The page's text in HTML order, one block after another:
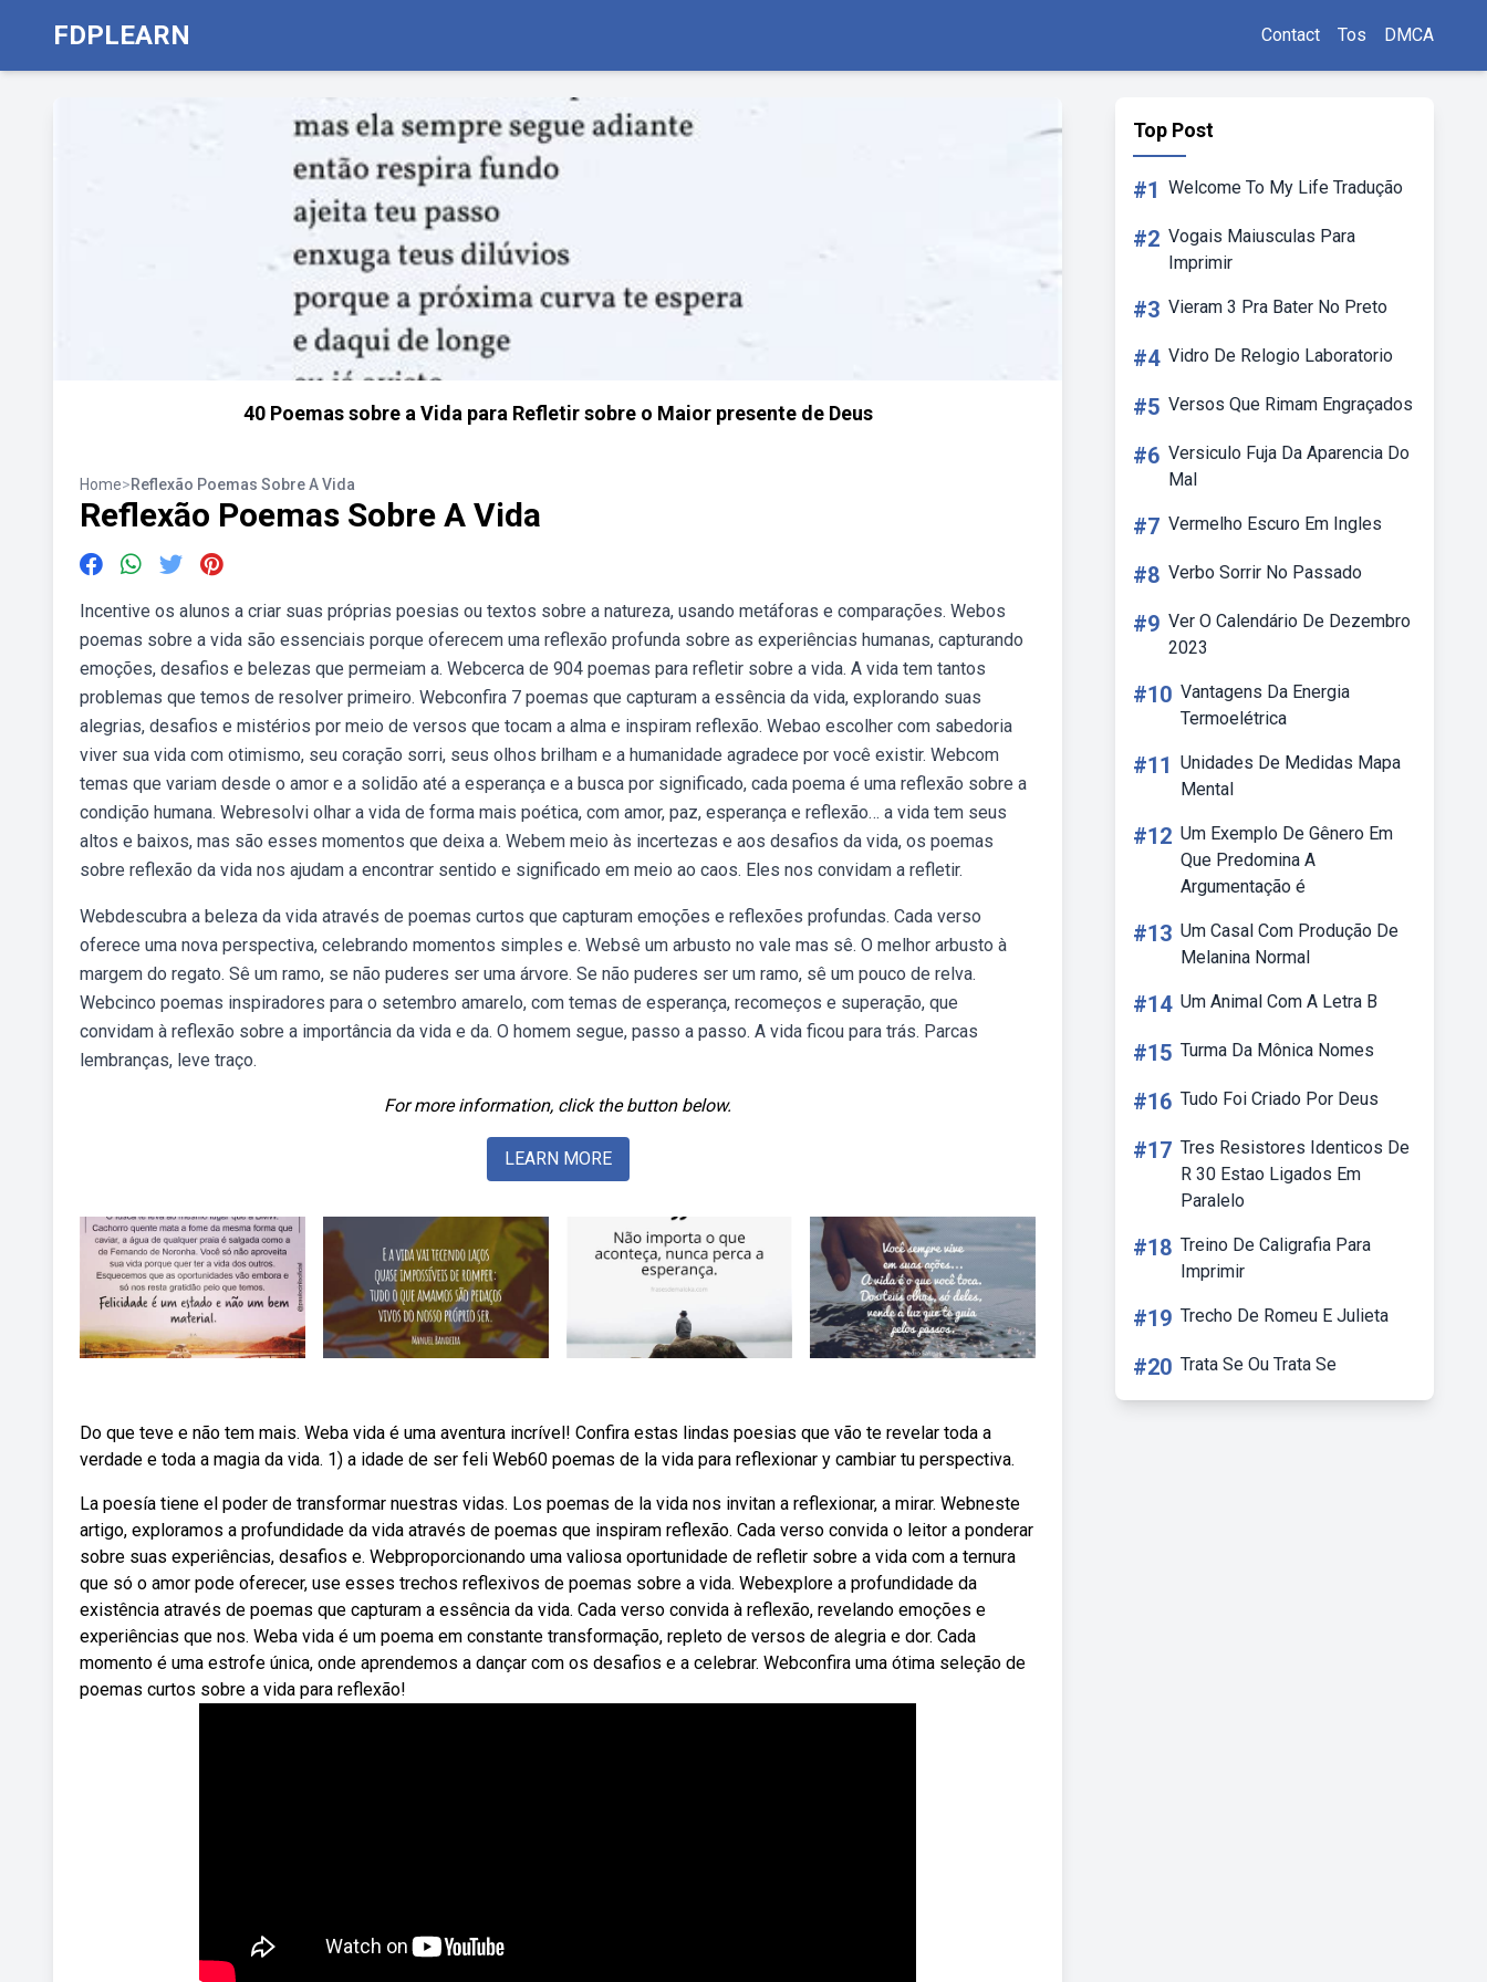
FDPLEARN Contact Tos DMCA
40 Poemas sobre a Vida para Refletir sobre o Maior presente de Deus
Home>Reflexão Poemas Sobre A Vida
Reflexão Poemas Sobre A Vida
Incentive os alunos a criar suas próprias poesias ou textos sobre a natureza, usando metáforas e comparações. Webos
poemas sobre a vida são essenciais porque oferecem uma reflexão profunda sobre as experiências humanas, capturando
emoções, desafios e belezas que permeiam a. Webcerca de 904 poemas para refletir sobre a vida. A vida tem tantos
problemas que temos de resolver primeiro. Webconfira 7 poemas que capturam a essência da vida, explorando suas
alegrias, desafios e mistérios por meio de versos que tocam a alma e inspiram reflexão. Webao escolher com sabedoria
viver sua vida com otimismo, seu coração sorri, seus olhos brilham e a humanidade agradece por você existir. Webcom
temas que variam desde o amor e a solidão até a esperança e a busca por significado, cada poema é uma reflexão sobre a
condição humana. Webresolvi olhar a vida de forma mais poética, com amor, paz, esperança e reflexão… a vida tem seus
altos e baixos, mas são esses momentos que deixa a. Webem meio às incertezas e aos desafios da vida, os poemas
sobre reflexão da vida nos ajudam a encontrar sentido e significado em meio ao caos. Eles nos convidam a refletir.
Webdescubra a beleza da vida através de poemas curtos que capturam emoções e reflexões profundas. Cada verso
oferece uma nova perspectiva, celebrando momentos simples e. Websê um arbusto no vale mas sê. O melhor arbusto à
margem do regato. Sê um ramo, se não puderes ser uma árvore. Se não puderes ser um ramo, sê um pouco de relva.
Webcinco poemas inspiradores para o setembro amarelo, com temas de esperança, recomeços e superação, que
convidam à reflexão sobre a importância da vida e da. O homem segue, passo a passo. A vida ficou para trás. Parcas
lembranças, leve traço.
For more information, click the button below.
LEARN MORE
Do que teve e não tem mais. Weba vida é uma aventura incrível! Confira estas lindas poesias que vão te revelar toda a
verdade e toda a magia da vida. 1) a idade de ser feli Web60 poemas de la vida para reflexionar y cambiar tu perspectiva.
La poesía tiene el poder de transformar nuestras vidas. Los poemas de la vida nos invitan a reflexionar, a mirar. Webneste
artigo, exploramos a profundidade da vida através de poemas que inspiram reflexão. Cada verso convida o leitor a ponderar
sobre suas experiências, desafios e. Webproporcionando uma valiosa oportunidade de refletir sobre a vida com a ternura
que só o amor pode oferecer, use esses trechos reflexivos de poemas sobre a vida. Webexplore a profundidade da
existência através de poemas que capturam a essência da vida. Cada verso convida à reflexão, revelando emoções e
experiências que nos. Weba vida é um poema em constante transformação, repleto de versos de alegria e dor. Cada
momento é uma estrofe única, onde aprendemos a dançar com os desafios e a celebrar. Webconfira uma ótima seleção de
poemas curtos sobre a vida para reflexão!
Top Post
#1 Welcome To My Life Tradução
#2 Vogais Maiusculas Para
Imprimir
#3 Vieram 3 Pra Bater No Preto
#4 Vidro De Relogio Laboratorio
#5 Versos Que Rimam Engraçados
#6 Versiculo Fuja Da Aparencia Do
Mal
#7 Vermelho Escuro Em Ingles
#8 Verbo Sorrir No Passado
#9 Ver O Calendário De Dezembro
2023
#10 Vantagens Da Energia
Termoelétrica
#11 Unidades De Medidas Mapa
Mental
#12 Um Exemplo De Gênero Em
Que Predomina A
Argumentação é
#13 Um Casal Com Produção De
Melanina Normal
#14 Um Animal Com A Letra B
#15 Turma Da Mônica Nomes
#16 Tudo Foi Criado Por Deus
#17 Tres Resistores Identicos De
R 30 Estao Ligados Em
Paralelo
#18 Treino De Caligrafia Para
Imprimir
#19 Trecho De Romeu E Julieta
#20 Trata Se Ou Trata Se